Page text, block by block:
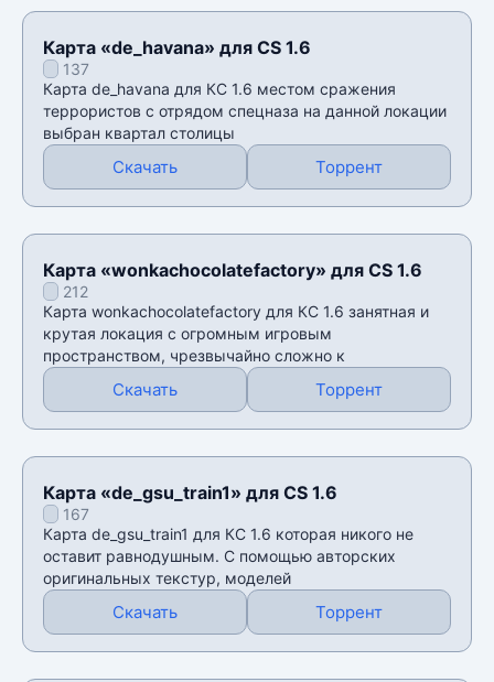
Карта «de_havana» для CS 1.6
137
Карта de_havana для КС 1.6 местом сражения
террористов с отрядом спецназа на данной локации
выбран квартал столицы
Скачать Торрент
Карта «wonkachocolatefactory» для CS 1.6
212
Карта wonkachocolatefactory для КС 1.6 занятная и
крутая локация с огромным игровым
пространством, чрезвычайно сложно к
Скачать Торрент
Карта «de_gsu_train1» для CS 1.6
167
Карта de_gsu_train1 для КС 1.6 которая никого не
оставит равнодушным. С помощью авторских
оригинальных текстур, моделей
Скачать Торрент